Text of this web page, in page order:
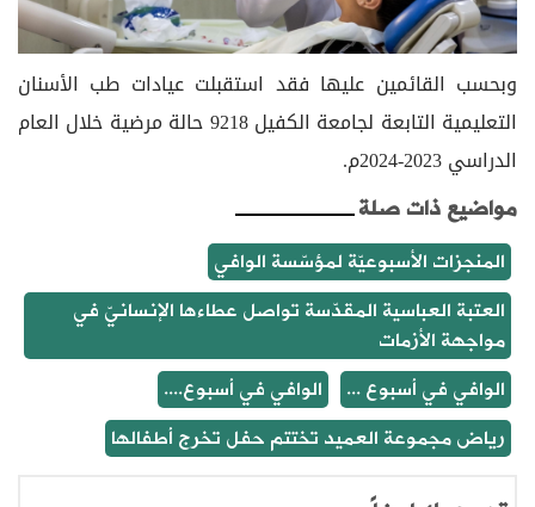
وبحسب القائمين عليها فقد استقبلت عيادات طب الأسنان
التعليمية التابعة لجامعة الكفيل 9218 حالة مرضية خلال العام
الدراسي 2023-2024م.
مواضيع ذات صلة
المنجزات الأسبوعيّة لمؤسّسة الوافي
العتبة العباسية المقدّسة تواصل عطاءها الإنسانيّ في
مواجهة الأزمات
الوافي في أسبوع ... الوافي في أسبوع....
رياض مجموعة العميد تختتم حفل تخرج أطفالها